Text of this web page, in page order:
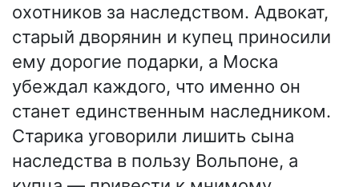
охотников за наследством. Адвокат,
старый дворянин и купец приносили
ему дорогие подарки, а Моска
убеждал каждого, что именно он
станет единственным наследником.
Старика уговорили лишить сына
наследства в пользу Вольпоне, а